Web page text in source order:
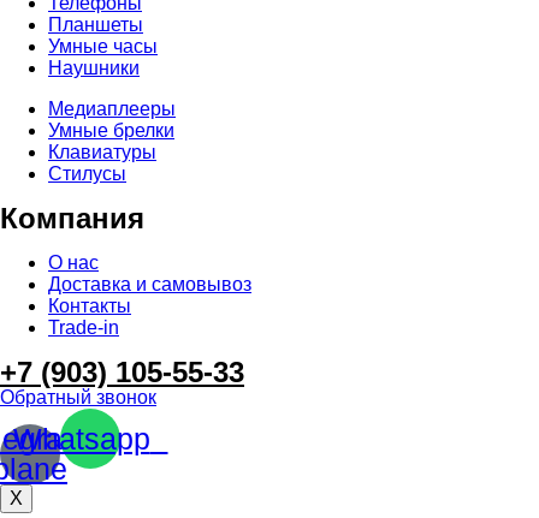
Планшеты
Умные часы
Наушники
Медиаплееры
Умные брелки
Клавиатуры
Стилусы
Компания
О нас
Доставка и самовывоз
Контакты
Trade-in
+7 (903) 105-55-33
Обратный звонок
Whatsapp
X